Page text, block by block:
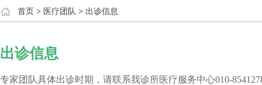
首页 > 医疗团队 > 出诊信息
出诊信息
专家团队具体出诊时期，请联系我诊所医疗服务中心010-